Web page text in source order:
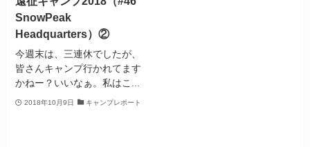
SnowPeak
Headquarters）②
今週末は、三連休でしたが、
皆さんキャンプ行かれてます
かねー？いいなぁ。私はこ...
2018年10月9日 キャンプレポート